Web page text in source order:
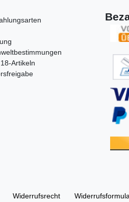
Artikeln
Widerrufs­recht